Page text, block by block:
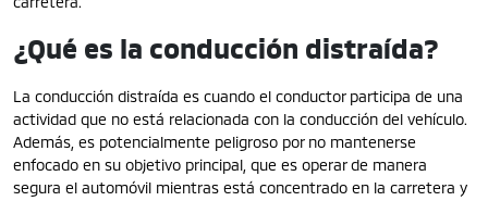
¿Qué es la conducción distraída?
La conducción distraída es cuando el conductor participa de una
actividad que no está relacionada con la conducción del vehículo.
Además, es potencialmente peligroso por no mantenerse
enfocado en su objetivo principal, que es operar de manera
segura el automóvil mientras está concentrado en la carretera y